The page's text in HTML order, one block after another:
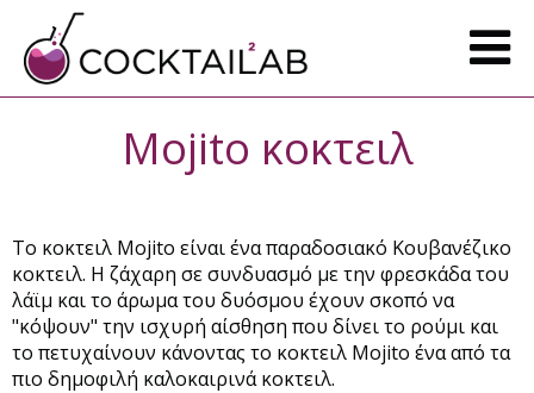
Mojito κοκτειλ
Το κοκτειλ Mojito είναι ένα παραδοσιακό Κουβανέζικο
κοκτειλ. Η ζάχαρη σε συνδυασμό με την φρεσκάδα του
λάϊμ και το άρωμα του δυόσμου έχουν σκοπό να
"κόψουν" την ισχυρή αίσθηση που δίνει το ρούμι και
το πετυχαίνουν κάνοντας το κοκτειλ Mojito ένα από τα
πιο δημοφιλή καλοκαιρινά κοκτειλ.